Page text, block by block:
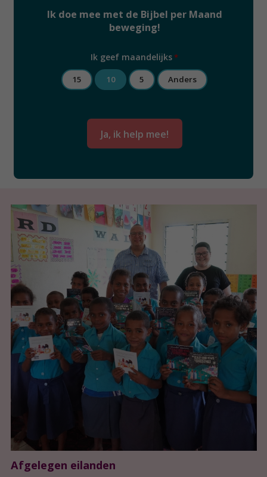
Ik doe mee met de Bijbel per Maand
beweging!
Ik geef maandelijks*
15 10 5 Anders
Afgelegen eilanden